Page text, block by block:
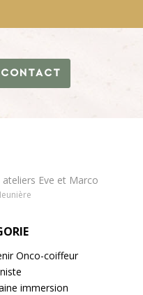
CONTACT
ateliers Eve et Marco
Onco-coiffeur
immersion